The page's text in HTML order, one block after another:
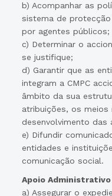
b) Acompanhar as
sistema de
por agentes públicos;
c) Determinar o
se justifique;
d) Garantir que as
integram a CMPC
âmbito da sua
atribuições, os meios
desenvolvimento das
e) Difundir
entidades e
comunicação social.
Apoio
a) Assegurar o